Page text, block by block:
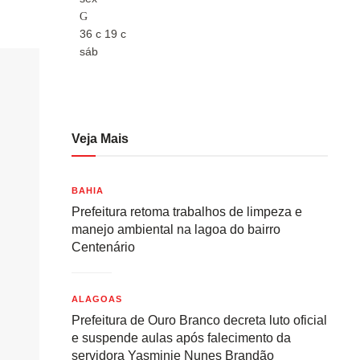
36 c 19 c
sáb
Veja Mais
BAHIA
Prefeitura retoma trabalhos de limpeza e
manejo ambiental na lagoa do bairro
Centenário
ALAGOAS
Prefeitura de Ouro Branco decreta luto oficial
e suspende aulas após falecimento da
servidora Yasminie Nunes Brandão